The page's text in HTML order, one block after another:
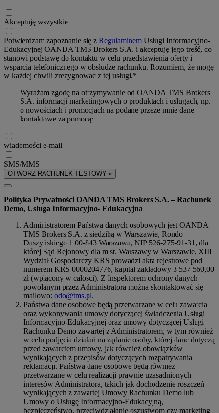
Akceptuję wszystkie
Potwierdzam zapoznanie się z Regulaminem Usługi Informacyjno-
Edukacyjnej OANDA TMS Brokers S.A. i akceptuję jego treść, co
stanowi podstawę do kontaktu w celu przedstawienia oferty i
wsparcia telefonicznego w obsłudze rachunku. Rozumiem, że mogę
w każdej chwili zrezygnować z tej usługi.*
Wyrażam zgodę na otrzymywanie od OANDA TMS Brokers
S.A. informacji marketingowych o produktach i usługach, np.
o nowościach i promocjach na podane przeze mnie dane
kontaktowe za pomocą:
wiadomości e-mail
SMS/MMS
OTWÓRZ RACHUNEK TESTOWY »
Polityka Prywatności OANDA TMS Brokers S.A. – Rachunek
Demo, Usługa Informacyjno- Edukacyjna
Administratorem Państwa danych osobowych jest OANDA
TMS Brokers S.A. z siedzibą w Warszawie, Rondo
Daszyńskiego 1 00-843 Warszawa, NIP 526-275-91-31, dla
której Sąd Rejonowy dla m.st. Warszawy w Warszawie, XIII
Wydział Gospodarczy KRS prowadzi akta rejestrowe pod
numerem KRS 0000204776, kapitał zakładowy 3 537 560,00
zł (wpłacony w całości). Z Inspektorem ochrony danych
powołanym przez Administratora można skontaktować się
mailowo: odo@tms.pl.
Państwa dane osobowe będą przetwarzane w celu zawarcia
oraz wykonywania umowy dotyczącej świadczenia Usługi
Informacyjno-Edukacyjnej oraz umowy dotyczącej Usługi
Rachunku Demo zawartej z Administratorem, w tym również
w celu podjęcia działań na żądanie osoby, której dane dotyczą
przed zawarciem umowy, jak również obowiązków
wynikających z przepisów dotyczących rozpatrywania
reklamacji. Państwa dane osobowe będą również
przetwarzane w celu realizacji prawnie uzasadnionych
interesów Administratora, takich jak dochodzenie roszczeń
wynikających z zawartej Umowy Rachunku Demo lub
Umowy o Usługę Informacyjno-Edukacyjną,
bezpieczeństwo, przeciwdziałanie oszustwom czy marketing